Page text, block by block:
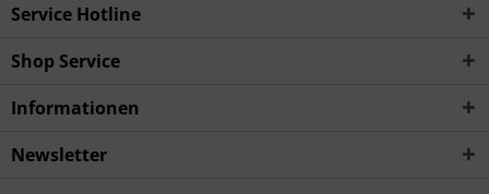
Service Hotline
Shop Service
Informationen
Newsletter